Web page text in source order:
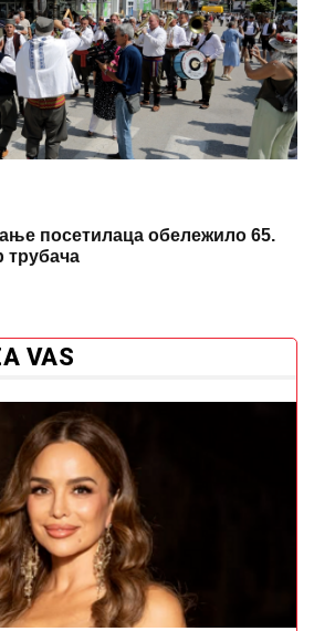
посетилаца обележило 65.
трубача
VAS